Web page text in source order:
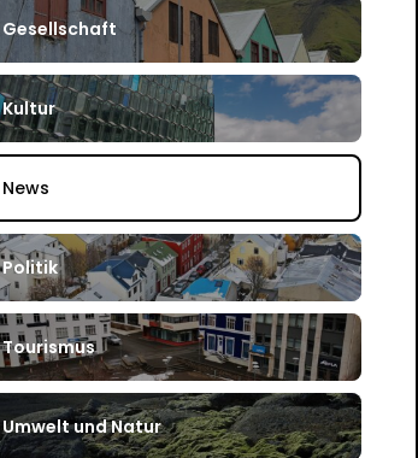
Gesellschaft
Kultur
News
Politik
Tourismus
Umwelt und Natur